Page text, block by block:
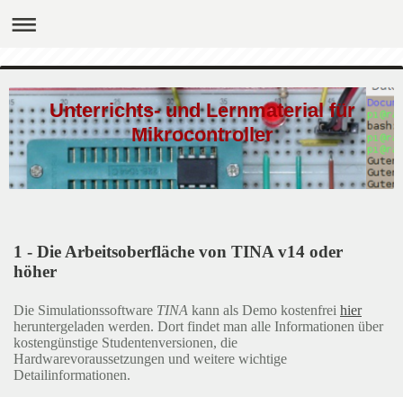
Unterrichts- und Lernmaterial für
Mikrocontroller
1 - Die Arbeitsoberfläche von TINA v14 oder
höher
Die Simulationssoftware TINA kann als Demo kostenfrei hier
heruntergeladen werden. Dort findet man alle Informationen über
kostengünstige Studentenversionen, die
Hardwarevoraussetzungen und weitere wichtige
Detailinformationen.